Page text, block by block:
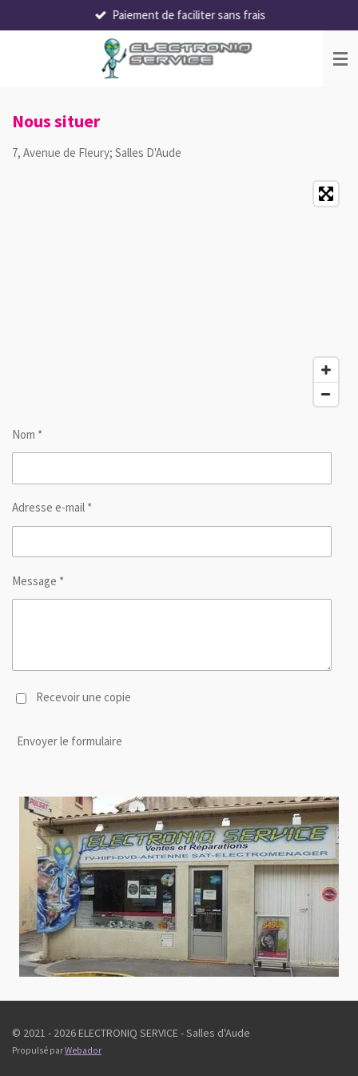
au
Paiement de faciliter sans frais
Nous situer
7, Avenue de Fleury; Salles D'Aude
Nom *
Adresse e-mail *
Message *
Recevoir une copie
Envoyer le formulaire
© 2021 - 2026 ELECTRONIQ SERVICE - Salles d'Aude
Propulsé parWebador